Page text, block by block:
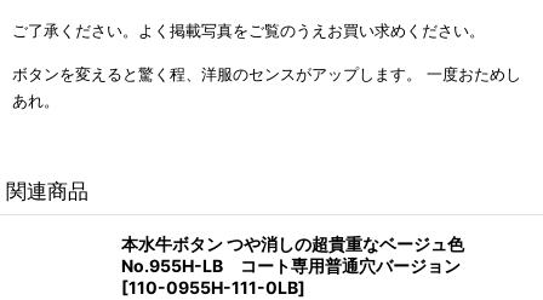
ご了承ください。よく掲載写真をご覧のうえお買い求めください。
ボタンを変えると驚く程、洋服のセンスがアップします。 一度おためし
あれ。
関連商品
本水牛ボタン つや消しの超貴重なベージュ色
No.955H-LB コート専用普通穴バージョン
[110-0955H-111-0LB]